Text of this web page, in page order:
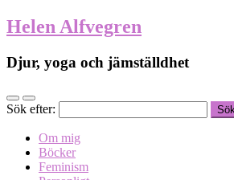
Helen Alfvegren
Djur, yoga och jämställdhet
Sök efter:
Om mig
Böcker
Feminism